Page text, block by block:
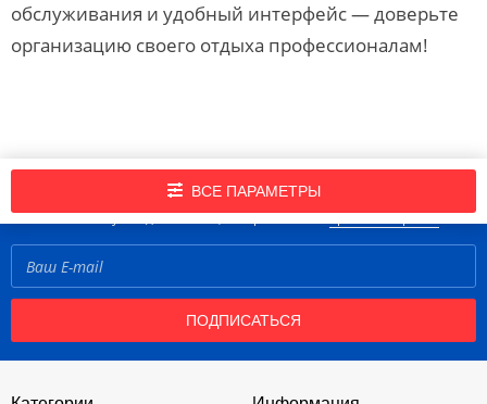
обслуживания и удобный интерфейс — доверьте
организацию своего отдыха профессионалам!
ВСЕ ПАРАМЕТРЫ
Подпишись на нашу рассылку новостей!
Нажимая кнопку «Подписаться», вы принимаетеправила портала
ПОДПИСАТЬСЯ